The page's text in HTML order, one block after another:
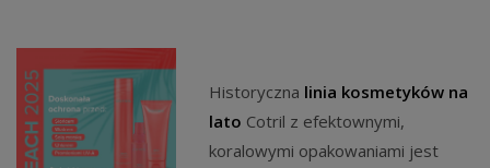
Historyczna linia kosmetyków na
lato Cotril z efektownymi,
koralowymi opakowaniami jest